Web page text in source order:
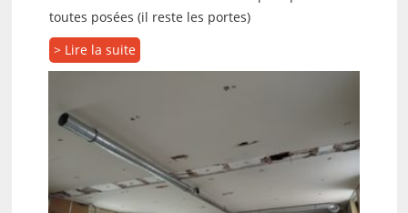
toutes posées (il reste les portes)
> Lire la suite